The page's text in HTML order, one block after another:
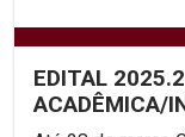
EDITAL
ACADÊMICA/
UNICAP